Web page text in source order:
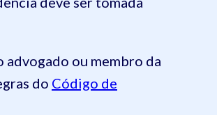
advogado ou membro da
do Código de